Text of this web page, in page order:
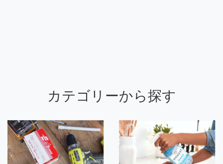
カテゴリーから探す